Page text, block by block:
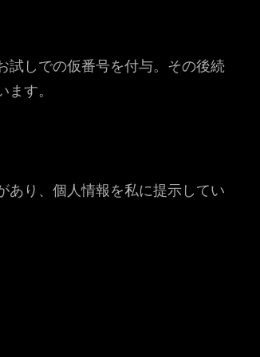
試しでの仮番号を付与。その後続
す。
あり、個人情報を私に提示してい